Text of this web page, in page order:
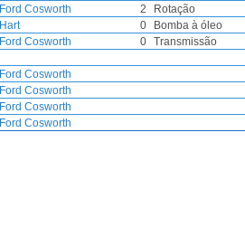
Ford Cosworth 2
Rotação
Hart 0
Bomba à óleo
Ford Cosworth 0 Transmissão
Ford Cosworth
Ford Cosworth
Ford Cosworth
Ford Cosworth